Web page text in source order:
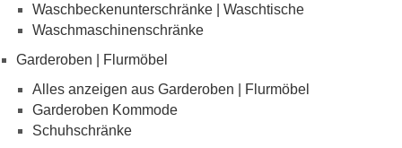
Waschbeckenunterschränke | Waschtische
Waschmaschinenschränke
Garderoben | Flurmöbel
Alles anzeigen aus Garderoben | Flurmöbel
Garderoben Kommode
Schuhschränke